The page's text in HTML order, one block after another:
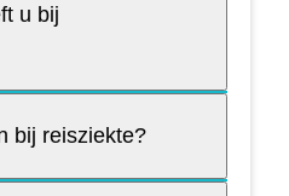
u bij
bij reisziekte?